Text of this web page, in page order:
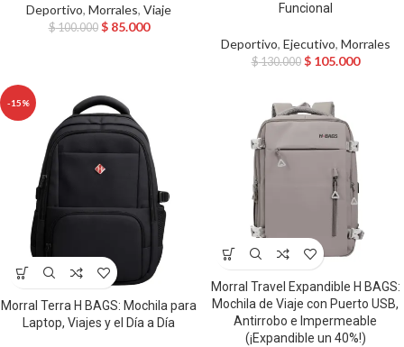
Deportivo, Morrales, Viaje
$100.000 $85.000
Funcional
Deportivo, Ejecutivo, Morrales
$130.000 $105.000
-15%
Morral Terra H BAGS: Mochila para
Laptop, Viajes y el Día a Día
Morral Travel Expandible H BAGS:
Mochila de Viaje con Puerto USB,
Antirrobo e Impermeable
(¡Expandible un 40%!)